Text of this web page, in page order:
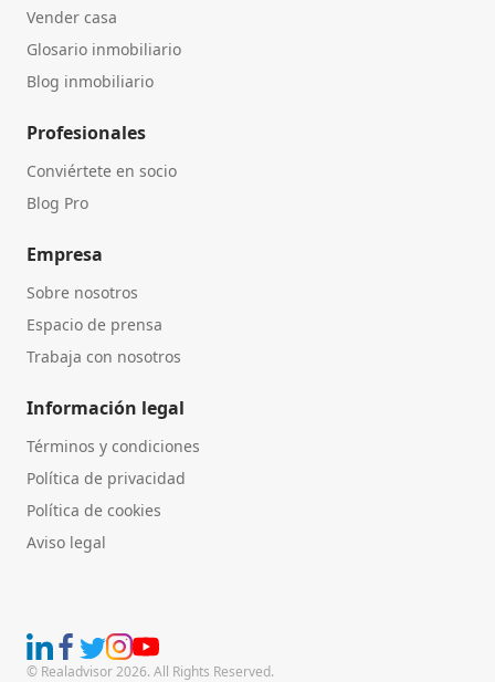
Vender casa
Glosario inmobiliario
Blog inmobiliario
Profesionales
Conviértete en socio
Blog Pro
Empresa
Sobre nosotros
Espacio de prensa
Trabaja con nosotros
Información legal
Términos y condiciones
Política de privacidad
Política de cookies
Aviso legal
© Realadvisor 2026. All Rights Reserved.